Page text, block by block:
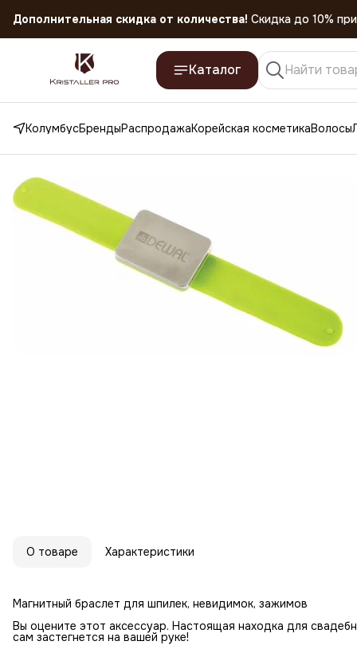
Дополнительная скидка от количества! Скидка до 10%
Скидка 45% на все товары до 31.07.2026
Каталог
КолумбусБрендыРаспродажаКорейская косметикаВолосы
О товаре Характеристики
Магнитный браслет для шпилек, невидимок, зажимов
Вы оцените этот аксессуар. Настоящая находка для
сам застегнется на вашей руке!